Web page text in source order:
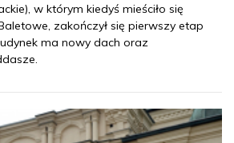
w którym kiedyś mieściło się
zakończył się pierwszy etap
ma nowy dach oraz